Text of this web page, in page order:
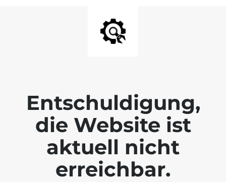
Entschuldigung,
die Website ist
aktuell nicht
erreichbar.